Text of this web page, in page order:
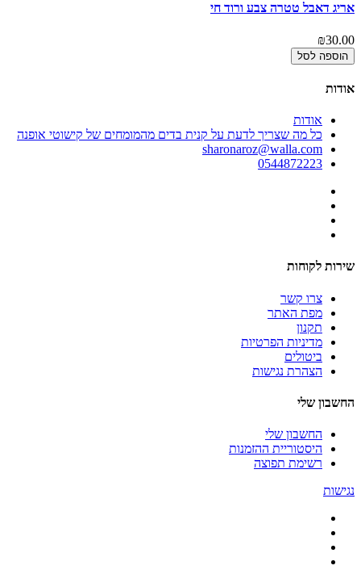
אריג דאבל טטרה צבע ורוד חי
₪30.00
הוספה לסל
אודות
אודות
כל מה שצריך לדעת על קנית בדים מהמומחים של קישוטי אופנה
sharonaroz@walla.com
0544872223
שירות לקוחות
צרו קשר
מפת האתר
תקנון
מדיניות הפרטיות
ביטולים
הצהרת נגישות
החשבון שלי
החשבון שלי
היסטוריית ההזמנות
רשימת תפוצה
נגישות